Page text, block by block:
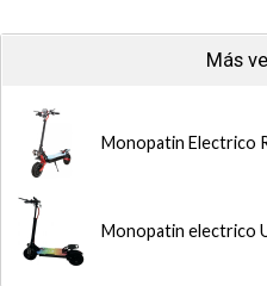
Más
Monopatin Electrico
Monopatin electrico